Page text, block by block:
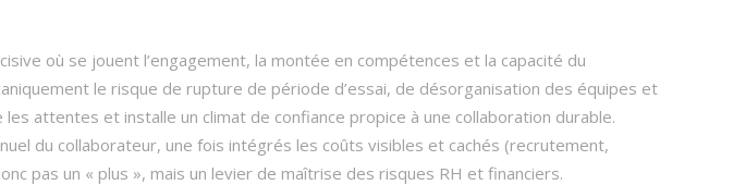
où se jouent l’engagement, la montée en compétences et la capacité du
le risque de rupture de période d’essai, de désorganisation des équipes et
attentes et installe un climat de confiance propice à une collaboration durable.​
du collaborateur, une fois intégrés les coûts visibles et cachés (recrutement,
pas un « plus », mais un levier de maîtrise des risques RH et financiers.​